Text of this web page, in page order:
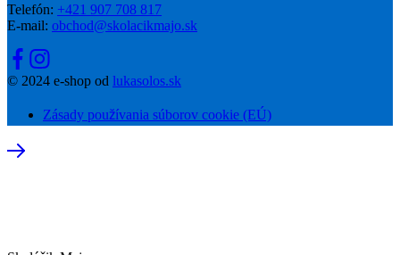
Telefón: +421 907 708 817
E-mail: obchod@skolacikmajo.sk
© 2024 e-shop od lukasolos.sk
Zásady používania súborov cookie (EÚ)